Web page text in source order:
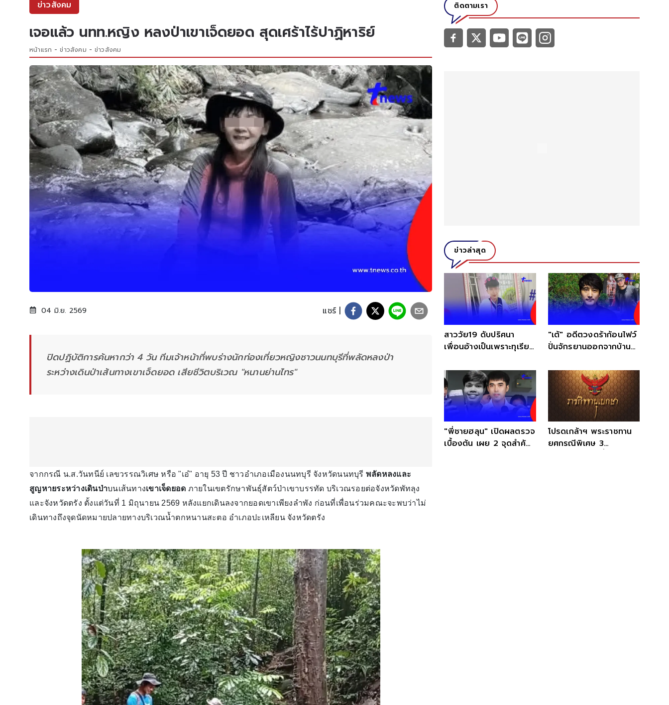
ข่าวสังคม
เจอแล้ว นทท.หญิง หลงป่าเขาเจ็ดยอด สุดเศร้าไร้ปาฏิหาริย์
หน้าแรก ข่าวสังคม ข่าวสังคม
04 มิ.ย. 2569 แชร์ |
ปิดปฏิบัติการค้นหากว่า 4 วัน ทีมเจ้าหน้าที่พบร่างนักท่องเที่ยวหญิงชาวนนทบุรีที่พลัดหลงป่า
ระหว่างเดินป่าเส้นทางเขาเจ็ดยอด เสียชีวิตบริเวณ "หนานย่านไทร"
จากกรณี น.ส.วันทนีย์ เลขวรรณวิเศษ หรือ "เอ๋" อายุ 53 ปี ชาวอำเภอเมืองนนทบุรี จังหวัดนนทบุรี พลัดหลงและ
สูญหายระหว่างเดินป่าบนเส้นทางเขาเจ็ดยอด ภายในเขตรักษาพันธุ์สัตว์ป่าเขาบรรทัด บริเวณรอยต่อจังหวัดพัทลุง
และจังหวัดตรัง ตั้งแต่วันที่ 1 มิถุนายน 2569 หลังแยกเดินลงจากยอดเขาเพียงลำพัง ก่อนที่เพื่อนร่วมคณะจะพบว่าไม่
เดินทางถึงจุดนัดหมายปลายทางบริเวณน้ำตกหนานสะตอ อำเภอปะเหลียน จังหวัดตรัง
ติดตามเรา
ข่าวล่าสุด
สาววัย19 ดับปริศนา
เพื่อนอ้างเป็นเพราะทุเรียน
"เต้" อดีตวงดร้าก้อนไฟว์
ปั่นจักรยานออกจากบ้าน
"พี่ชายฮลุน" เปิดผลตรวจ
เบื้องต้น เผย 2 จุดสำคัญ
โปรดเกล้าฯ พระราชทาน
ยศกรณีพิเศษ 3